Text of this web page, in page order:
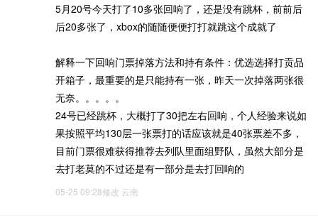
5月20号今天打了10多张回响了，还是没有跳杯，前前后
后20多张了，xbox的随随便便打打就跳这个成就了
解释一下回响门票掉落方法和持有条件：优选选择打贡品
开箱子，最重要的是只能持有一张，昨天一次掉落两张很
无奈。。。。。
24号已经跳杯，大概打了30把左右回响，个人经验来说如
果按照平均130层一张票打的话应该就是40张票差不多，
目前门票很难获得推荐去列队里面组野队，虽然大部分是
去打老莫的不过还是有一部分是去打回响的
05-25 09:28修改 云南